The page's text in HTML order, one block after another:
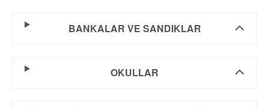
BANKALAR VE SANDIKLAR
OKULLAR